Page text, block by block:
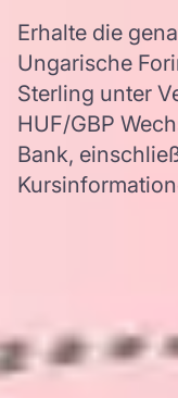
Erhalte die
Ungarische
Sterling unter
HUF/GBP
Bank,